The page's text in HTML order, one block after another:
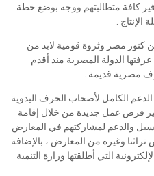
كافة متطالبتهم ووجه بوضع خطة
.
كنوز مصر وثروة قومية لابد من
الدولة المصرية منذ أقدم
مصرية قديمة .
الكامل لأصحاب الحرف اليدوية
فرص عمل جديدة من خلال إقامة
والدعم لمشاركتهم في المعارض
وغيره من المعارض ، بالإضافة
التي أطلقتها وزارة التنمية